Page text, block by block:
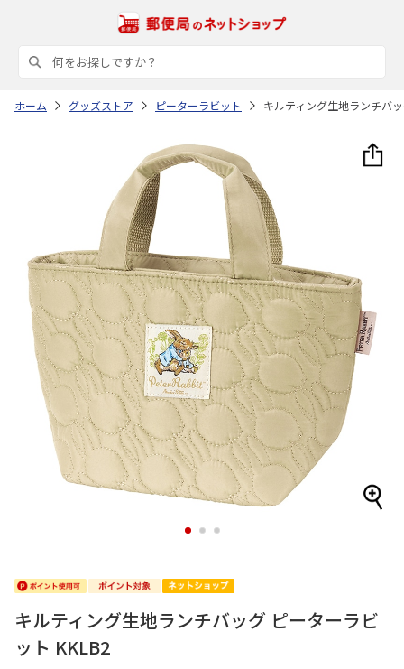
ホーム グッズストア ピーターラビット キルティング生地ランチバ
1 2 3
キルティング生地ランチバッグ ピーターラビ
ット KKLB2